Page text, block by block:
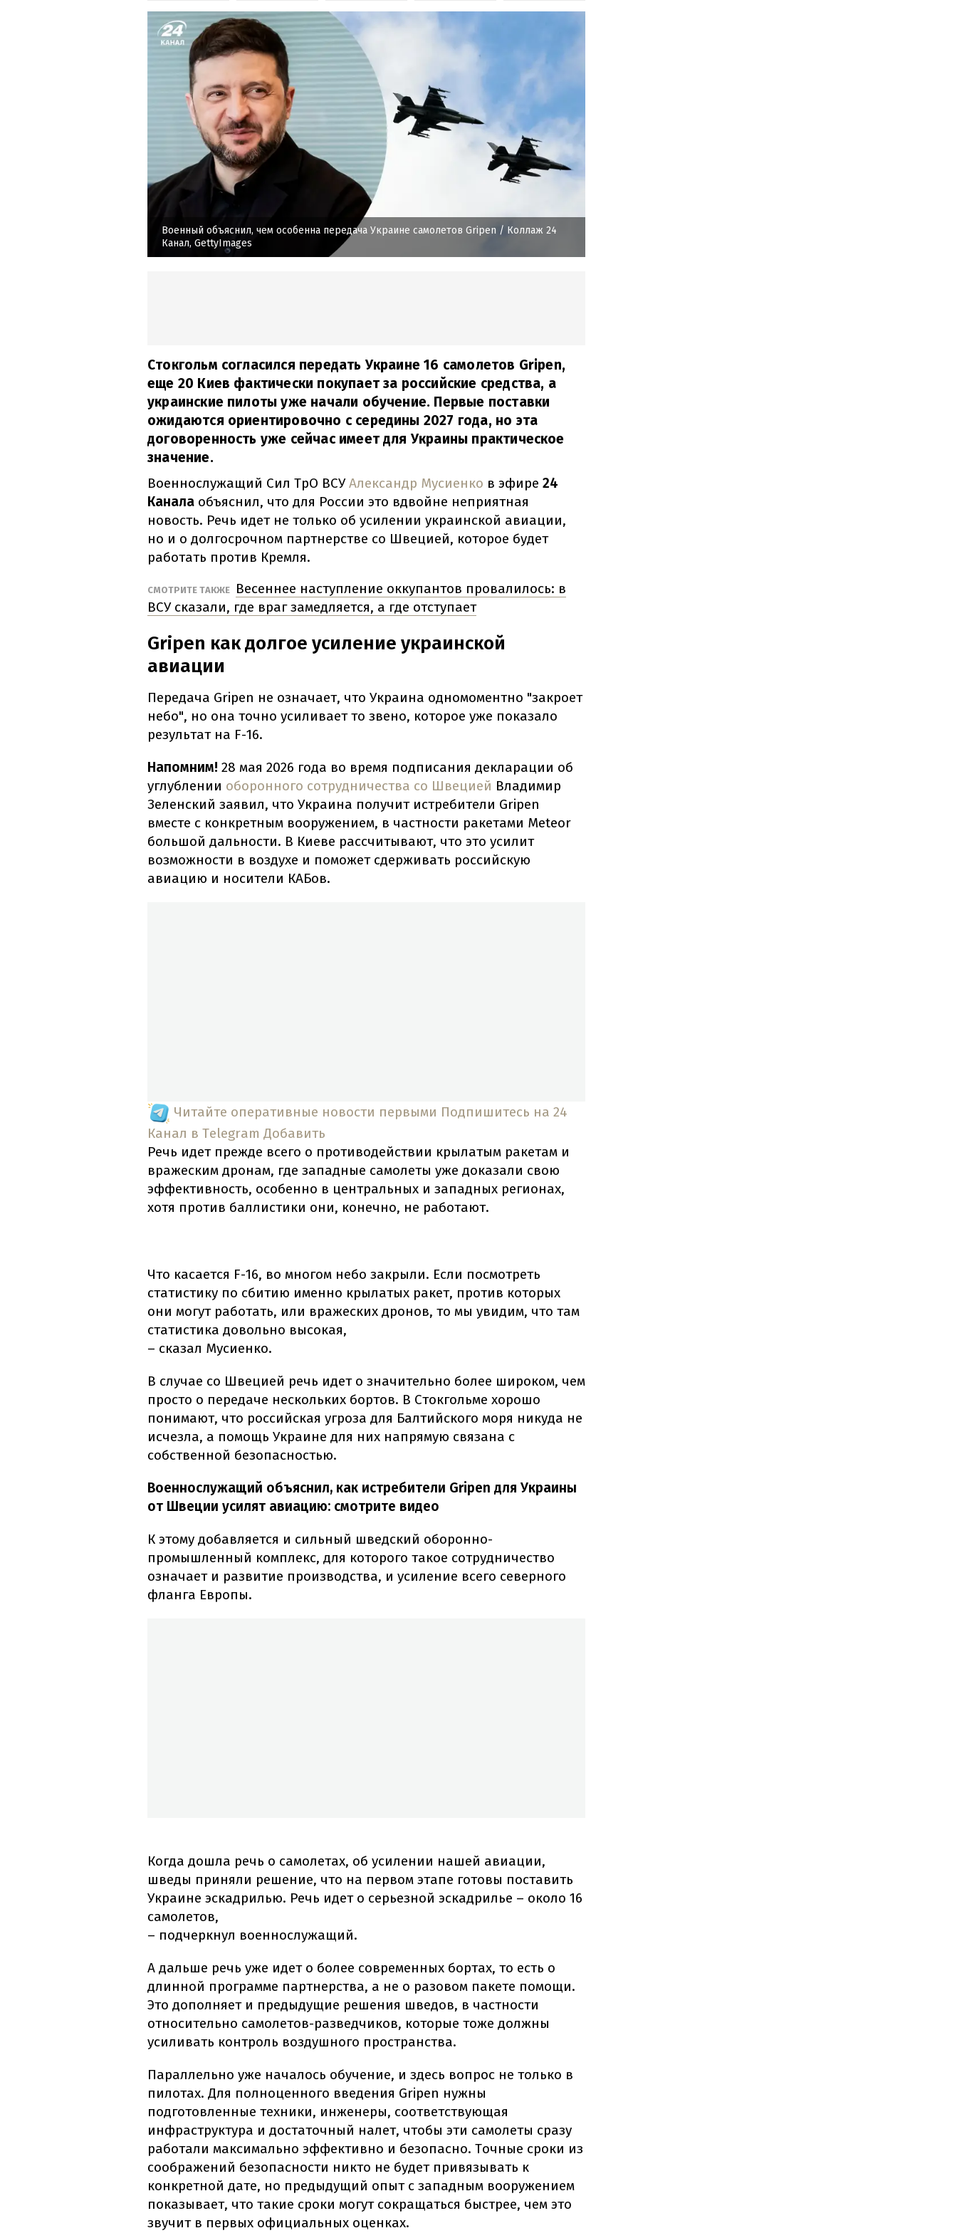
Военный объяснил, чем особенна передача Украине самолетов Gripen / Коллаж 24
Канал, GettyImages
Стокгольм согласился передать Украине 16 самолетов Gripen,
еще 20 Киев фактически покупает за российские средства, а
украинские пилоты уже начали обучение. Первые поставки
ожидаются ориентировочно с середины 2027 года, но эта
договоренность уже сейчас имеет для Украины практическое
значение.
Военнослужащий Сил ТрО ВСУАлександр Мусиенко в эфире 24
Канала объяснил, что для России это вдвойне неприятная
новость. Речь идет не только об усилении украинской авиации,
но и о долгосрочном партнерстве со Швецией, которое будет
работать против Кремля.
СМОТРИТЕ ТАКЖЕ
Весеннее наступление оккупантов провалилось: в
ВСУ сказали, где враг замедляется, а где отступает
Gripen как долгое усиление украинской
авиации
Передача Gripen не означает, что Украина одномоментно "закроет
небо", но она точно усиливает то звено, которое уже показало
результат на F-16.
Напомним! 28 мая 2026 года во время подписания декларации об
углублении оборонного сотрудничества со Швецией Владимир
Зеленский заявил, что Украина получит истребители Gripen
вместе с конкретным вооружением, в частности ракетами Meteor
большой дальности. В Киеве рассчитывают, что это усилит
возможности в воздухе и поможет сдерживать российскую
авиацию и носители КАБов.
Читайте оперативные новости первыми Подпишитесь на 24
Канал в Telegram Добавить
Речь идет прежде всего о противодействии крылатым ракетам и
вражеским дронам, где западные самолеты уже доказали свою
эффективность, особенно в центральных и западных регионах,
хотя против баллистики они, конечно, не работают.
Что касается F-16, во многом небо закрыли. Если посмотреть
статистику по сбитию именно крылатых ракет, против которых
они могут работать, или вражеских дронов, то мы увидим, что там
статистика довольно высокая,
– сказал Мусиенко.
В случае со Швецией речь идет о значительно более широком, чем
просто о передаче нескольких бортов. В Стокгольме хорошо
понимают, что российская угроза для Балтийского моря никуда не
исчезла, а помощь Украине для них напрямую связана с
собственной безопасностью.
Военнослужащий объяснил, как истребители Gripen для Украины
от Швеции усилят авиацию: смотрите видео
К этому добавляется и сильный шведский оборонно-
промышленный комплекс, для которого такое сотрудничество
означает и развитие производства, и усиление всего северного
фланга Европы.
Когда дошла речь о самолетах, об усилении нашей авиации,
шведы приняли решение, что на первом этапе готовы поставить
Украине эскадрилью. Речь идет о серьезной эскадрилье – около 16
самолетов,
– подчеркнул военнослужащий.
А дальше речь уже идет о более современных бортах, то есть о
длинной программе партнерства, а не о разовом пакете помощи.
Это дополняет и предыдущие решения шведов, в частности
относительно самолетов-разведчиков, которые тоже должны
усиливать контроль воздушного пространства.
Параллельно уже началось обучение, и здесь вопрос не только в
пилотах. Для полноценного введения Gripen нужны
подготовленные техники, инженеры, соответствующая
инфраструктура и достаточный налет, чтобы эти самолеты сразу
работали максимально эффективно и безопасно. Точные сроки из
соображений безопасности никто не будет привязывать к
конкретной дате, но предыдущий опыт с западным вооружением
показывает, что такие сроки могут сокращаться быстрее, чем это
звучит в первых официальных оценках.